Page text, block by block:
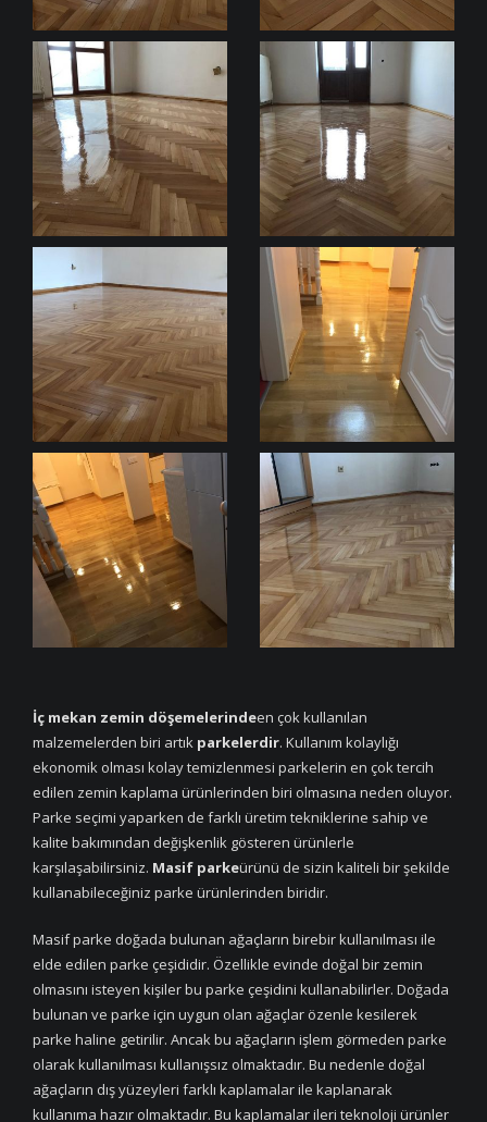
İç mekan zemin döşemelerindeen çok kullanılan
malzemelerden biri artık parkelerdir. Kullanım kolaylığı
ekonomik olması kolay temizlenmesi parkelerin en çok tercih
edilen zemin kaplama ürünlerinden biri olmasına neden oluyor.
Parke seçimi yaparken de farklı üretim tekniklerine sahip ve
kalite bakımından değişkenlik gösteren ürünlerle
karşılaşabilirsiniz. Masif parkeürünü de sizin kaliteli bir şekilde
kullanabileceğiniz parke ürünlerinden biridir.
Masif parke doğada bulunan ağaçların birebir kullanılması ile
elde edilen parke çeşididir. Özellikle evinde doğal bir zemin
olmasını isteyen kişiler bu parke çeşidini kullanabilirler. Doğada
bulunan ve parke için uygun olan ağaçlar özenle kesilerek
parke haline getirilir. Ancak bu ağaçların işlem görmeden parke
olarak kullanılması kullanışsız olmaktadır. Bu nedenle doğal
ağaçların dış yüzeyleri farklı kaplamalar ile kaplanarak
kullanıma hazır olmaktadır. Bu kaplamalar ileri teknoloji ürünler